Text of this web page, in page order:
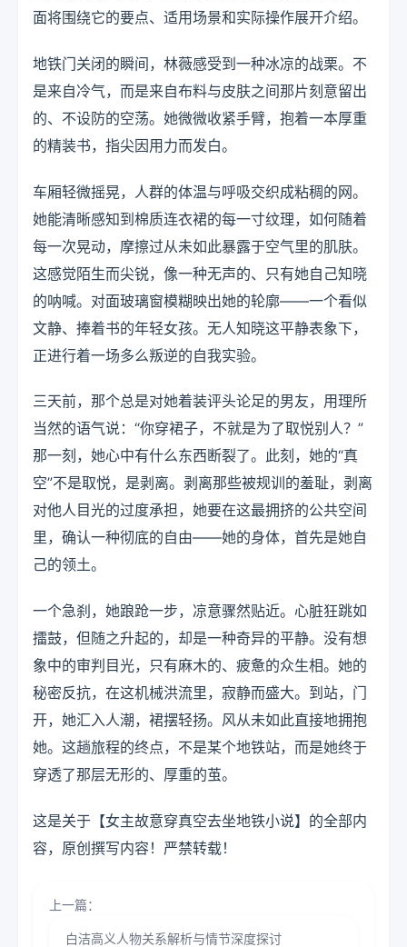
面将围绕它的要点、适用场景和实际操作展开介绍。
地铁门关闭的瞬间，林薇感受到一种冰凉的战栗。不
是来自冷气，而是来自布料与皮肤之间那片刻意留出
的、不设防的空荡。她微微收紧手臂，抱着一本厚重
的精装书，指尖因用力而发白。
车厢轻微摇晃，人群的体温与呼吸交织成粘稠的网。
她能清晰感知到棉质连衣裙的每一寸纹理，如何随着
每一次晃动，摩擦过从未如此暴露于空气里的肌肤。
这感觉陌生而尖锐，像一种无声的、只有她自己知晓
的呐喊。对面玻璃窗模糊映出她的轮廓——一个看似
文静、捧着书的年轻女孩。无人知晓这平静表象下，
正进行着一场多么叛逆的自我实验。
三天前，那个总是对她着装评头论足的男友，用理所
当然的语气说：“你穿裙子，不就是为了取悦别人？”
那一刻，她心中有什么东西断裂了。此刻，她的“真
空”不是取悦，是剥离。剥离那些被规训的羞耻，剥离
对他人目光的过度承担，她要在这最拥挤的公共空间
里，确认一种彻底的自由——她的身体，首先是她自
己的领土。
一个急刹，她踉跄一步，凉意骤然贴近。心脏狂跳如
擂鼓，但随之升起的，却是一种奇异的平静。没有想
象中的审判目光，只有麻木的、疲惫的众生相。她的
秘密反抗，在这机械洪流里，寂静而盛大。到站，门
开，她汇入人潮，裙摆轻扬。风从未如此直接地拥抱
她。这趟旅程的终点，不是某个地铁站，而是她终于
穿透了那层无形的、厚重的茧。
这是关于【女主故意穿真空去坐地铁小说】的全部内
容，原创撰写内容！严禁转载！
上一篇：
白洁高义人物关系解析与情节深度探讨